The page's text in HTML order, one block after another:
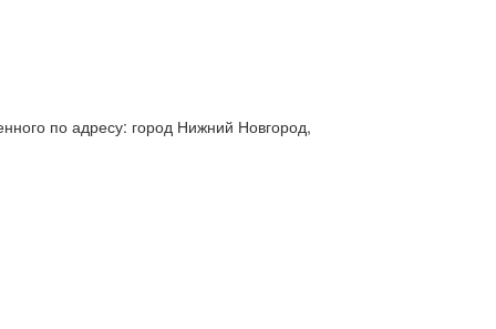
по адресу: город Нижний Новгород,